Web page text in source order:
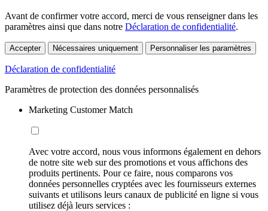
Avant de confirmer votre accord, merci de vous renseigner dans les
paramètres ainsi que dans notre Déclaration de confidentialité.
Accepter Nécessaires uniquement Personnaliser les paramètres
Déclaration de confidentialité
Paramètres de protection des données personnalisés
Marketing Customer Match
Avec votre accord, nous vous informons également en dehors
de notre site web sur des promotions et vous affichons des
produits pertinents. Pour ce faire, nous comparons vos
données personnelles cryptées avec les fournisseurs externes
suivants et utilisons leurs canaux de publicité en ligne si vous
utilisez déjà leurs services :